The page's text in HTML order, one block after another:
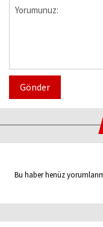
Gönder
Bu haber henüz